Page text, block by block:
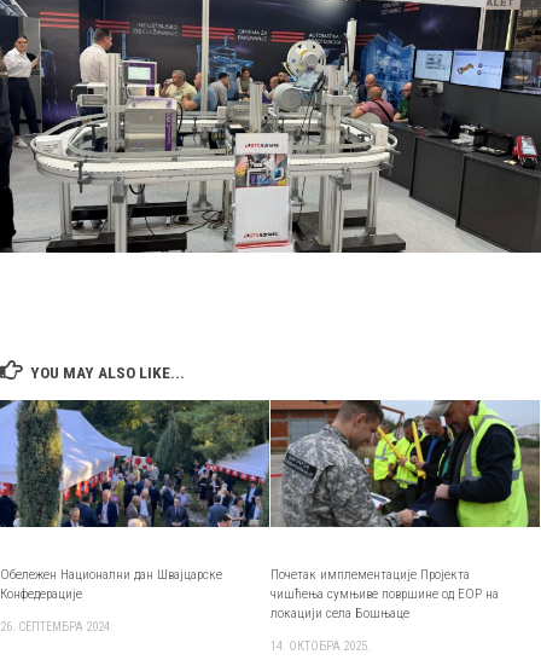
YOU MAY ALSO LIKE...
Обележен Национални дан Швајцарске
Конфедерације
26. СЕПТЕМБРА 2024.
Почетак имплементације Пројекта
чишћења сумњиве површине од ЕОР на
локацији села Бошњаце
14. ОКТОБРА 2025.